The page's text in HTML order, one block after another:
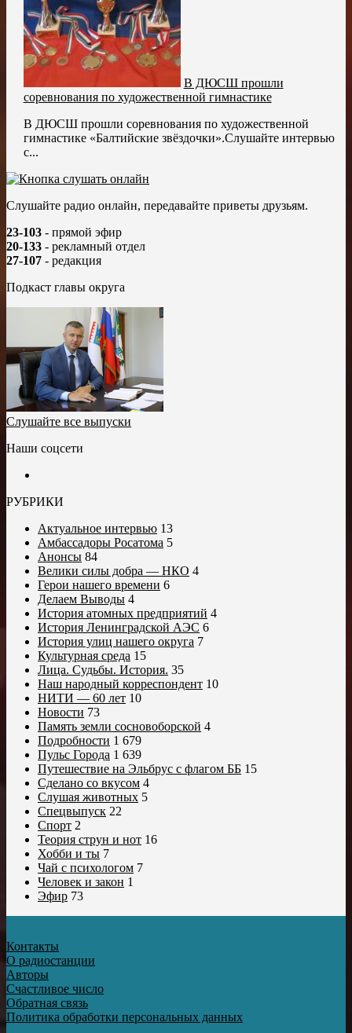
В ДЮСШ прошли
соревнования по художественной гимнастике
В ДЮСШ прошли соревнования по художественной
гимнастике «Балтийские звёздочки».Слушайте интервью
с...
Слушайте радио онлайн, передавайте приветы друзьям.
23-103 - прямой эфир
20-133 - рекламный отдел
27-107 - редакция
Подкаст главы округа
Слушайте все выпуски
Наши соцсети
РУБРИКИ
Актуальное интервью 13
Амбассадоры Росатома 5
Анонсы 84
Велики силы добра — НКО 4
Герои нашего времени 6
Делаем Выводы 4
История атомных предприятий 4
История Ленинградской АЭС 6
История улиц нашего округа 7
Культурная среда 15
Лица. Судьбы. История. 35
Наш народный корреспондент 10
НИТИ — 60 лет 10
Новости 73
Память земли сосновоборской 4
Подробности 1 679
Пульс Города 1 639
Путешествие на Эльбрус с флагом ББ 15
Сделано со вкусом 4
Слушая животных 5
Спецвыпуск 22
Спорт 2
Теория струн и нот 16
Хобби и ты 7
Чай с психологом 7
Человек и закон 1
Эфир 73
Контакты
О радиостанции
Авторы
Счастливое число
Обратная связь
Политика обработки персональных данных